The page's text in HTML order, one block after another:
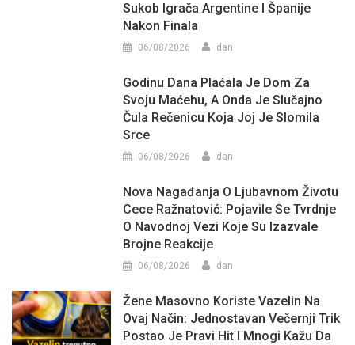
Sukob Igrača Argentine I Španije
Nakon Finala
06/08/2026 dan
Godinu Dana Plaćala Je Dom Za
Svoju Maćehu, A Onda Je Slučajno
Čula Rečenicu Koja Joj Je Slomila
Srce
06/08/2026 dan
Nova Nagađanja O Ljubavnom Životu
Cece Ražnatović: Pojavile Se Tvrdnje
O Navodnoj Vezi Koje Su Izazvale
Brojne Reakcije
06/08/2026 dan
Žene Masovno Koriste Vazelin Na
Ovaj Način: Jednostavan Večernji Trik
Postao Je Pravi Hit I Mnogi Kažu Da